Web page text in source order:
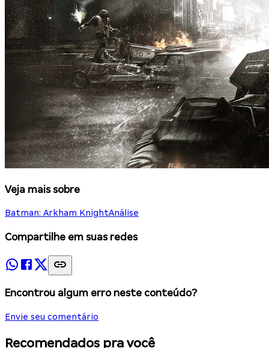
Veja mais sobre
Batman: Arkham KnightAnálise
Compartilhe em suas redes
Encontrou algum erro neste conteúdo?
Envie seu comentário
Recomendados pra você